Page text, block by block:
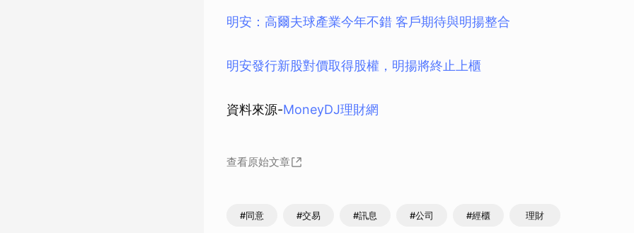
明安：高爾夫球產業今年不錯 客戶期待與明揚整合
明安發行新股對價取得股權，明揚將終止上櫃
資料來源-MoneyDJ理財網
查看原始文章
#同意 #交易 #訊息 #公司 #經櫃 理財